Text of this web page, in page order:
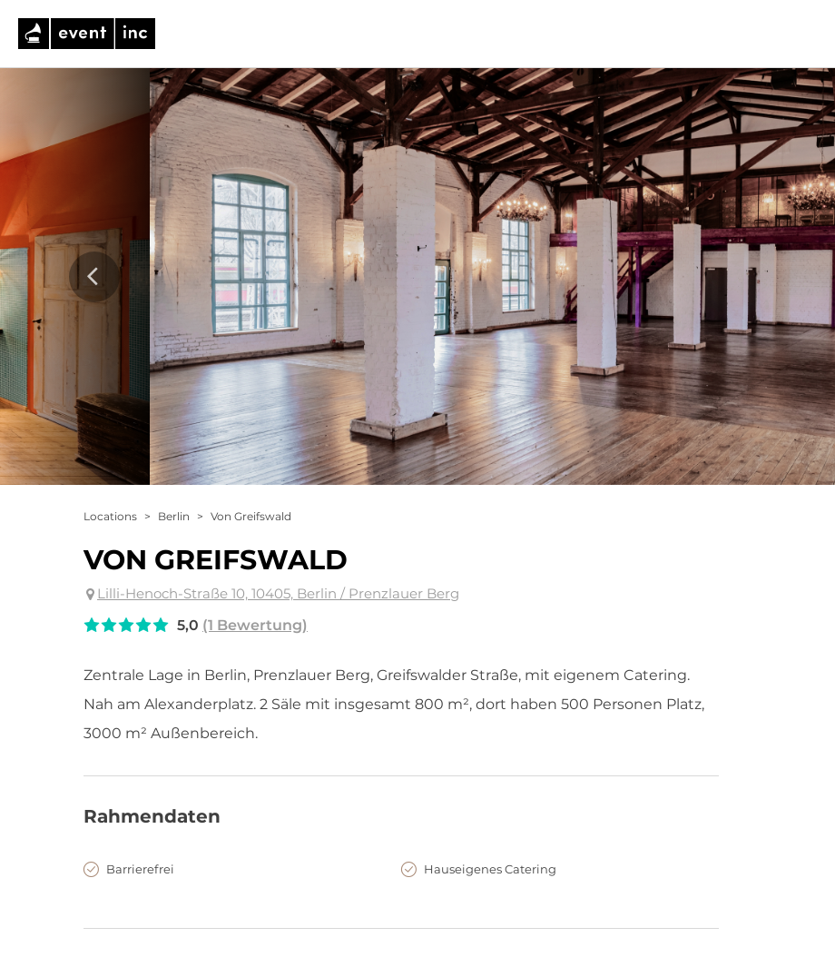
Locations > Berlin > Von Greifswald
VON GREIFSWALD
Lilli-Henoch-Straße 10, 10405, Berlin / Prenzlauer Berg
5,0 (1 Bewertung)
Zentrale Lage in Berlin, Prenzlauer Berg, Greifswalder Straße, mit eigenem Catering.
Nah am Alexanderplatz. 2 Säle mit insgesamt 800 m², dort haben 500 Personen Platz,
3000 m² Außenbereich.
Rahmendaten
Barrierefrei Hauseigenes Catering